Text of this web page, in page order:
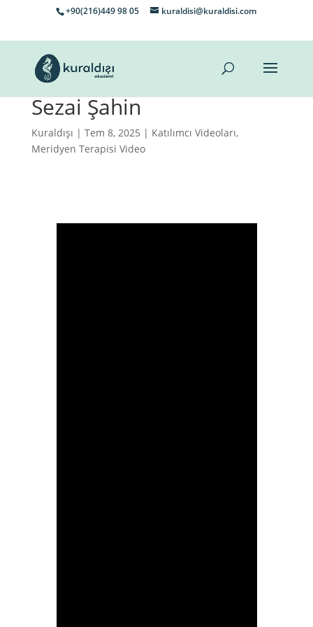
+90(216)449 98 05 kuraldisi@kuraldisi.com
Sezai Şahin
Kuraldışı | Tem 8, 2025 | Katılımcı Videoları,
Meridyen Terapisi Video